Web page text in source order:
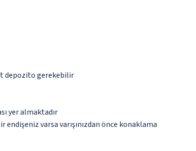
depozito gerekebilir
yer almaktadır
varsa varışınızdan önce konaklama